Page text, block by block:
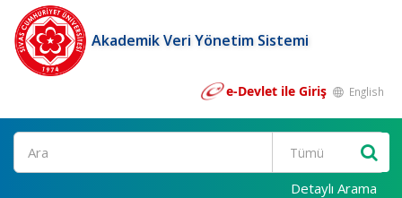
Akademik Veri Yönetim Sistemi
e-Devlet ile Giriş English
Ara
Detaylı Arama